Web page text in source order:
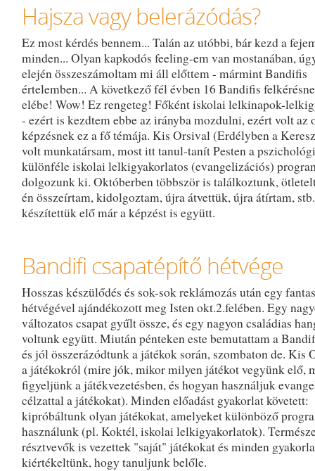
Hajsza vagy belerázódás?
Ez most kérdés bennem... Talán az utóbbi, bár kezd a
minden... Olyan kapkodós feeling-em van mostanában,
elején összeszámoltam mi áll előttem - mármint Bandifis
értelemben... A következő fél évben 16 Bandifis
elébe! Wow! Ez rengeteg! Főként iskolai lelkinapok-
- ezért is kezdtem ebbe az irányba mozdulni, ezért volt az
képzésnek ez a fő témája. Kis Orsival (Erdélyben a
volt munkatársam, most itt tanul-tanít Pesten a
különféle iskolai lelkigyakorlatos (evangelizációs)
dolgozunk ki. Októberben többször is találkoztunk,
én összeírtam, kidolgoztam, újra átvettük, újra átírtam,
készítettük elő már a képzést is együtt.
Bandifi csapatépítő hétvége
Hosszas készülődés és sok-sok reklámozás után egy
hétvégével ajándékozott meg Isten okt.2.felében. Egy
változatos csapat gyűlt össze, és egy nagyon családias
voltunk együtt. Miután pénteken este bemutattam a
és jól összerázódtunk a játékok során, szombaton de. Kis
a játékokról (mire jók, mikor milyen játékot vegyünk elő,
figyeljünk a játékvezetésben, és hogyan használjuk
célzattal a játékokat). Minden előadást gyakorlat követett:
kipróbáltunk olyan játékokat, amelyeket különböző
használunk (pl. Koktél, iskolai lelkigyakorlatok).
résztvevők is vezettek "saját" játékokat és minden
kiértékeltünk, hogy tanuljunk belőle.